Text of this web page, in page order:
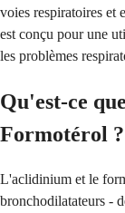
voies respiratoires et
est conçu pour une
les problèmes
Qu'est-ce
Formotérol ?
L'aclidinium et le
bronchodilatateurs -